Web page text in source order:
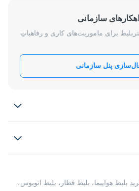
سازمانی
برای ماموریت‌های کاری و رفاهیاتِ
پنل سازمانی
فرصت‌های شغلی
بلیط هواپیما، بلیط قطار، بلیط اتوبوس،